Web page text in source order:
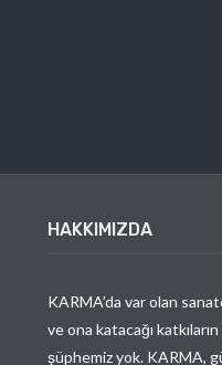
HAKKIMIZDA
KARMA’da var olan
ve ona katacağı
şüphemiz yok. KARMA,